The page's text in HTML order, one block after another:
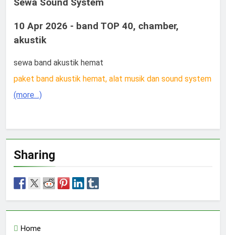
Sewa Sound System
10 Apr 2026 - band TOP 40, chamber,
akustik
sewa band akustik hemat
paket band akustik hemat, alat musik dan sound system
(more…)
Sharing
Home